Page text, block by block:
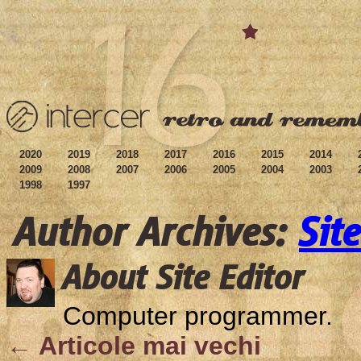
2020 2019 2018 2017 2016 2015 2014
2009
2008 2007 2006 2005 2004 2003
1998
1997
Author Archives:
About Site Editor
Computer programmer.
← Articole mai vechi